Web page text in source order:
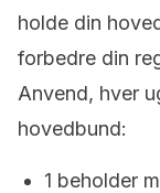
holde din
forbedre din
Anvend, hver
hovedbund:
1 beholder